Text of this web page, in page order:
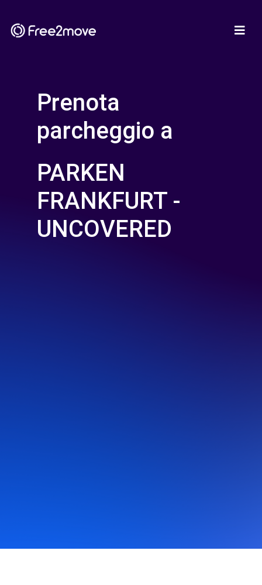
Prenota
parcheggio a
PARKEN
FRANKFURT -
UNCOVERED